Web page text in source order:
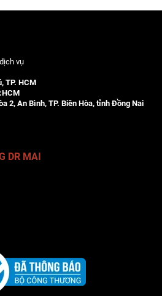
vụ
TP. HCM
2, An Bình, TP. Biên Hòa, tỉnh Đồng Nai
DR MAI